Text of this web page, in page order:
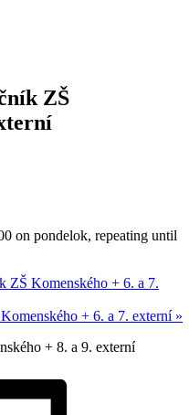
ZŠ
on pondelok, repeating until
ZŠ Komenského + 6. a 7.
+ 6. a 7. externí »
+ 8. a 9. externí